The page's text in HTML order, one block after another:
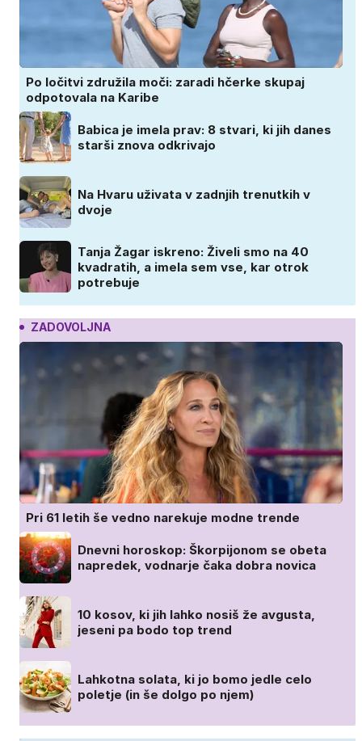
Po ločitvi združila moči: zaradi hčerke skupaj
odpotovala na Karibe
Babica je imela prav: 8 stvari, ki jih danes
starši znova odkrivajo
Na Hvaru uživata v zadnjih trenutkih v
dvoje
Tanja Žagar iskreno: Živeli smo na 40
kvadratih, a imela sem vse, kar otrok
potrebuje
ZADOVOLJNA
Pri 61 letih še vedno narekuje modne trende
Dnevni horoskop: Škorpijonom se obeta
napredek, vodnarje čaka dobra novica
10 kosov, ki jih lahko nosiš že avgusta,
jeseni pa bodo top trend
Lahkotna solata, ki jo bomo jedle celo
poletje (in še dolgo po njem)